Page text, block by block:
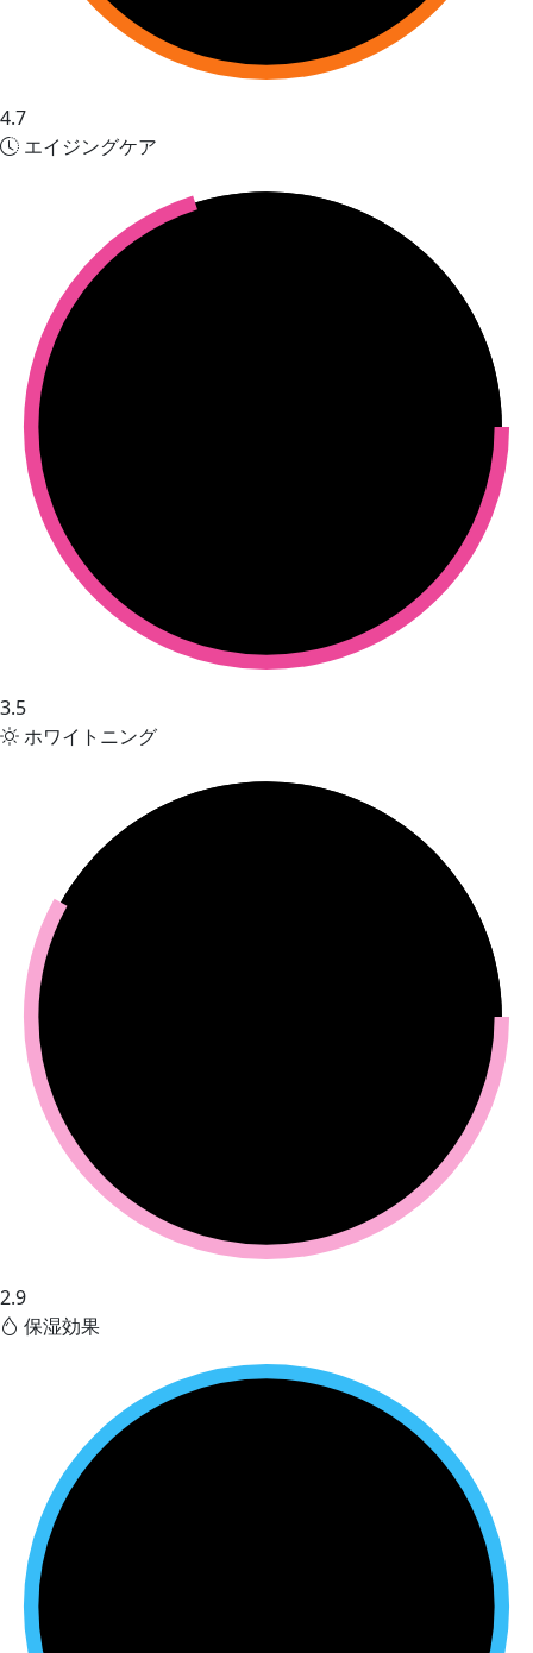
4.7
エイジングケア
3.5
ホワイトニング
2.9
保湿効果